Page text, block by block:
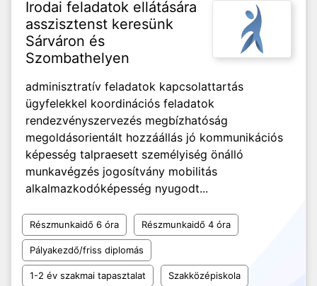
Irodai feladatok ellátására
asszisztenst keresünk
Sárváron és
Szombathelyen
adminisztratív feladatok kapcsolattartás
ügyfelekkel koordinációs feladatok
rendezvényszervezés megbízhatóság
megoldásorientált hozzáállás jó kommunikációs
képesség talpraesett személyiség önálló
munkavégzés jogosítvány mobilitás
alkalmazkodóképesség nyugodt...
Részmunkaidő 6 óra Részmunkaidő 4 óra
Pályakezdő/friss diplomás
1-2 év szakmai tapasztalat Szakközépiskola